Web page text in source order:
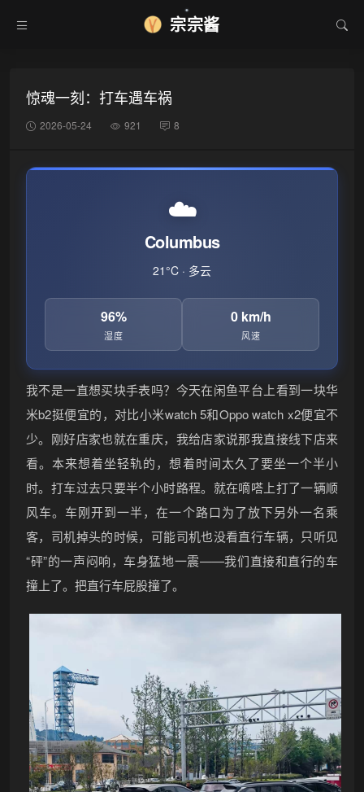
宗宗酱
惊魂一刻：打车遇车祸
2026-05-24 921 8
☁️
Columbus
21°C · 多云
96%
湿度
0 km/h
风速
我不是一直想买块手表吗？今天在闲鱼平台上看到一块华
米b2挺便宜的，对比小米watch 5和Oppo watch x2便宜不
少。刚好店家也就在重庆，我给店家说那我直接线下店来
看。本来想着坐轻轨的，想着时间太久了要坐一个半小
时。打车过去只要半个小时路程。就在嘀嗒上打了一辆顺
风车。车刚开到一半，在一个路口为了放下另外一名乘
客，司机掉头的时候，可能司机也没看直行车辆，只听见
“砰”的一声闷响，车身猛地一震——我们直接和直行的车
撞上了。把直行车屁股撞了。